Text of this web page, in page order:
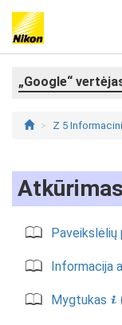
„Google“
Z 5
Atkūrimas
Paveikslėlių
Informacija
Mygtukas i